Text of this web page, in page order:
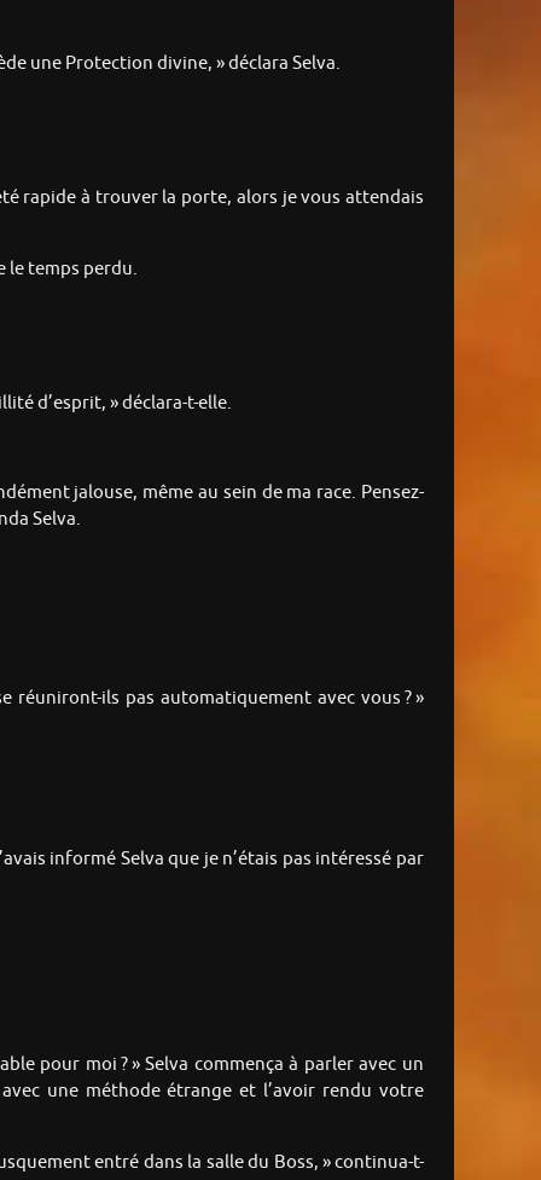
une Protection divine, » déclara Selva.
rapide à trouver la porte, alors je vous attendais
le temps perdu.
d’esprit, » déclara-t-elle.
jalouse, même au sein de ma race. Pensez-
Selva.
réuniront-ils pas automatiquement avec vous ? »
informé Selva que je n’étais pas intéressé par
pour moi ? » Selva commença à parler avec un
une méthode étrange et l’avoir rendu votre
entré dans la salle du Boss, » continua-t-